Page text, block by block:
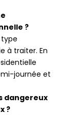
?
à traiter. En
journée et
dangereux
?